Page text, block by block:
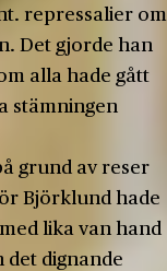
repressalier om
Det gjorde han
alla hade gått
stäm­ningen
grund av reser
Björklund hade
lika van hand
det dignande